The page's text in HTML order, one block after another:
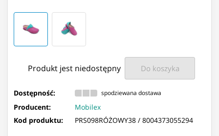
Produkt jest niedostępny Do koszyka
Dostępność: spodziewana dostawa
Producent:
Mobilex
Kod produktu:
PRS098RÓŻOWY38 / 8004373055294